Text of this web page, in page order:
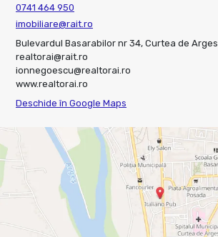
0741 464 950
imobiliare@rait.ro
Bulevardul Basarabilor nr 34, Curtea de Arges
realtorai@rait.ro
ionnegoescu@realtorai.ro
www.realtorai.ro
Deschide în Google Maps